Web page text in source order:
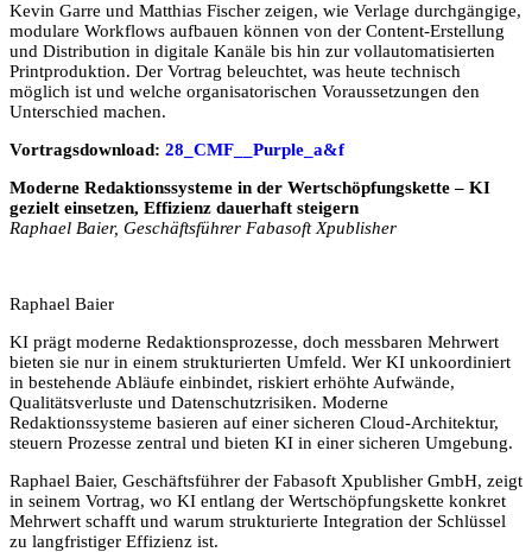
Kevin Garre und Matthias Fischer zeigen, wie Verlage durchgängige,
modulare Workflows aufbauen können von der Content-Erstellung
und Distribution in digitale Kanäle bis hin zur vollautomatisierten
Printproduktion. Der Vortrag beleuchtet, was heute technisch
möglich ist und welche organisatorischen Voraussetzungen den
Unterschied machen.
Vortragsdownload: 28_CMF__Purple_a&f
Moderne Redaktionssysteme in der Wertschöpfungskette – KI
gezielt einsetzen, Effizienz dauerhaft steigern
Raphael Baier, Geschäftsführer Fabasoft Xpublisher
Raphael Baier
KI prägt moderne Redaktionsprozesse, doch messbaren Mehrwert
bieten sie nur in einem strukturierten Umfeld. Wer KI unkoordiniert
in bestehende Abläufe einbindet, riskiert erhöhte Aufwände,
Qualitätsverluste und Datenschutzrisiken. Moderne
Redaktionssysteme basieren auf einer sicheren Cloud-Architektur,
steuern Prozesse zentral und bieten KI in einer sicheren Umgebung.
Raphael Baier, Geschäftsführer der Fabasoft Xpublisher GmbH, zeigt
in seinem Vortrag, wo KI entlang der Wertschöpfungskette konkret
Mehrwert schafft und warum strukturierte Integration der Schlüssel
zu langfristiger Effizienz ist.